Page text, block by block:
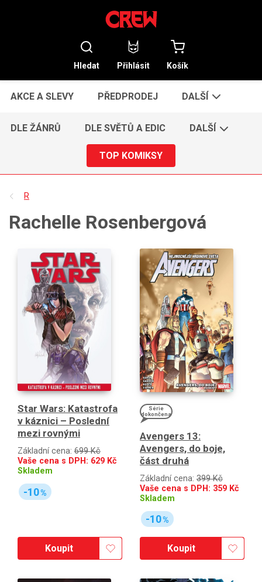
Hledat Přihlásit Košík
AKCE A SLEVY PŘEDPRODEJ DALŠÍ
DLE ŽÁNRŮ DLE SVĚTŮ A EDIC DALŠÍ
TOP KOMIKSY
R
Rachelle Rosenbergová
Star Wars: Katastrofa
v káznici – Poslední
mezi rovnými
Základní cena: 699 Kč
Vaše cena s DPH: 629 Kč
Skladem
-10%
Koupit
Série
dokončena
Avengers 13:
Avengers, do boje,
část druhá
Základní cena: 399 Kč
Vaše cena s DPH: 359 Kč
Skladem
-10%
Koupit